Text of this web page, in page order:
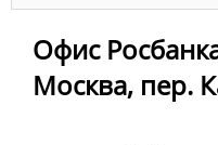
Офис
Москва, пер.